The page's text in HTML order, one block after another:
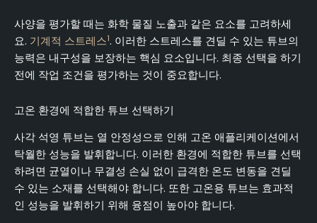
사양을 평가할 때는 화학 물질 노출과 같은 요소를 고려하세
요. 기계적 스트레스1. 이러한 스트레스를 견딜 수 있는 튜브의
능력은 내구성을 보장하는 핵심 요소입니다. 최종 선택을 하기
전에 작업 조건을 평가하는 것이 중요합니다.
고온 환경에 적합한 튜브 선택하기
사각 석영 튜브는 열 안정성으로 인해 고온 애플리케이션에서
탁월한 성능을 발휘합니다. 이러한 환경에 적합한 튜브를 선택
하려면 균열이나 무결성 손실 없이 급격한 온도 변동을 견딜
수 있는 소재를 선택해야 합니다. 또한 고온용 튜브는 효과적
인 성능을 발휘하기 위해 융점이 높아야 합니다.